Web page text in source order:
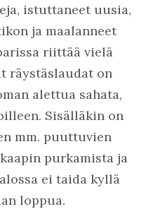
istuttaneet uusia,
ja maalanneet
riittää vielä
räystäslaudat on
alettua sahata,
Sisälläkin on
mm. puuttuvien
purkamista ja
ei taida kyllä
loppua.